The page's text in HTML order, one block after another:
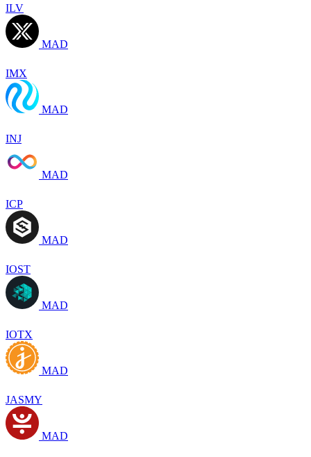
ILV
MAD
IMX
MAD
INJ
MAD
ICP
MAD
IOST
MAD
IOTX
MAD
JASMY
MAD